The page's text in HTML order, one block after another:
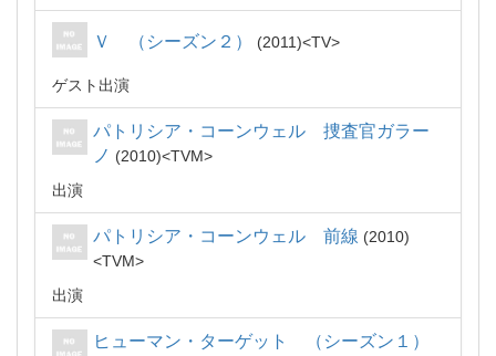
Ｖ （シーズン２） 2011 TV
ゲスト出演
パトリシア・コーンウェル 捜査官ガラー
ノ
2010
TVM
出演
パトリシア・コーンウェル 前線
2010
TVM
出演
ヒューマン・ターゲット （シーズン１）